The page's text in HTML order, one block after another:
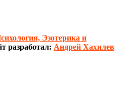
Эзотерика и
разработал: Андрей Хахилев